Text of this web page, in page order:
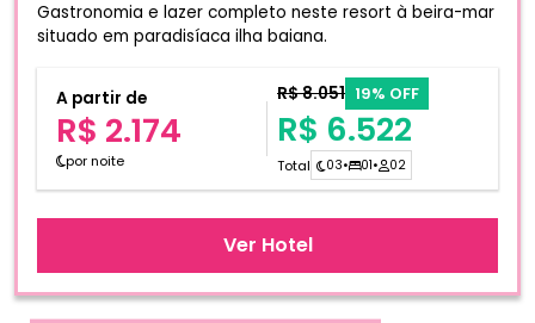
Gastronomia e lazer completo neste resort à beira-mar
situado em paradisíaca ilha baiana.
A partir de
R$ 2.174
por noite
R$ 8.051 19% OFF
R$ 6.522
Total 03• 01• 02
Ver Hotel